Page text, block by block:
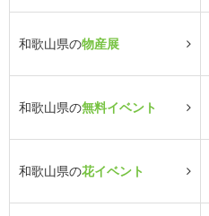
和歌山県の物産展
和歌山県の無料イベント
和歌山県の花イベント